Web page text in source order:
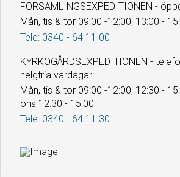
FÖRSAMLINGSEXPEDITIONEN -
Mån, tis & tor 09:00 -12:00, 13:00 -
Tele: 0340 - 64 11 00
KYRKOGÅRDSEXPEDITIONEN -
helgfria vardagar:
Mån, tis & tor 09:00 -12:00, 12:30 -
ons 12:30 - 15:00
Tele: 0340 - 64 11 30